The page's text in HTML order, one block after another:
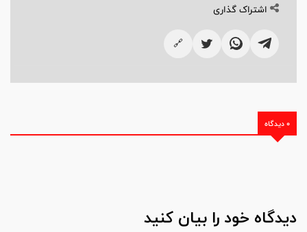
اشتراک گذاری
🔗
0 دیدگاه
دیدگاه خود را بیان کنید